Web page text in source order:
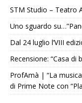
STM Studio – Teatro
Uno sguardo
Dal 24 luglio l’VIII
Recensione: “Casa di
ProfAmà | “La
di Prime Note con